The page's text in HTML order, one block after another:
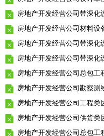
房地产开发经营公司带深
房地产开发经营公司材料
房地产开发经营公司带深
房地产开发经营公司带深
房地产开发经营公司总包工
房地产开发经营公司勘察测
房地产开发经营公司工程
房地产开发经营公司供货
房地产开发经营公司总包工